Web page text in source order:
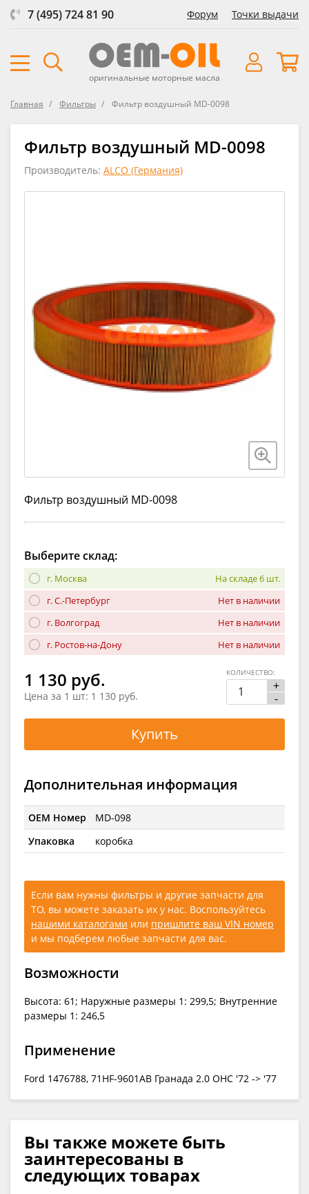
7 (495) 724 81 90 Форум Точки выдачи
оригинальные моторные масла
Главная Фильтры Фильтр воздушный MD-0098
Фильтр воздушный MD-0098
Производитель: ALCO (Германия)
Фильтр воздушный MD-0098
Выберите склад:
г. Москва
На складе 6 шт.
г. С.-Петербург
Нет в наличии
г. Волгоград
Нет в наличии
г. Ростов-на-Дону
Нет в наличии
1 130 руб.
Цена за 1 шт: 1 130 руб.
+
-
КОЛИЧЕСТВО:
Купить
Дополнительная информация
OEM Номер
MD-098
Упаковка
коробка
Если вам нужны фильтры и другие запчасти для
ТО, вы можете заказать их у нас. Воспользуйтесь
нашими каталогами или пришлите ваш VIN номер
и мы подберем любые запчасти для вас.
Возможности
Высота: 61; Наружные размеры 1: 299,5; Внутренние
размеры 1: 246,5
Применение
Ford 1476788, 71HF-9601AB Гранада 2.0 OHC '72 -> '77
Вы также можете быть
заинтересованы в
следующих товарах